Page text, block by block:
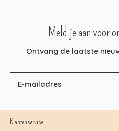
Meld je aan voor
Ontvang de laatste
Klantenservice